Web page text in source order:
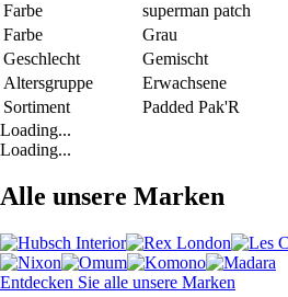
Farbe
superman patch
Farbe
Grau
Geschlecht
Gemischt
Altersgruppe
Erwachsene
Sortiment
Padded Pak'R
Loading...
Loading...
Alle unsere Marken
Entdecken Sie alle unsere Marken